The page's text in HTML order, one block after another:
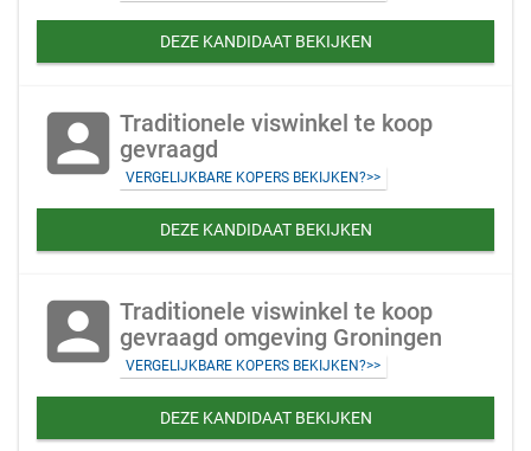
DEZE KANDIDAAT BEKIJKEN
account_box Traditionele viswinkel te koop
gevraagd
VERGELIJKBARE KOPERS BEKIJKEN?>>
DEZE KANDIDAAT BEKIJKEN
account_box Traditionele viswinkel te koop
gevraagd omgeving Groningen
VERGELIJKBARE KOPERS BEKIJKEN?>>
DEZE KANDIDAAT BEKIJKEN